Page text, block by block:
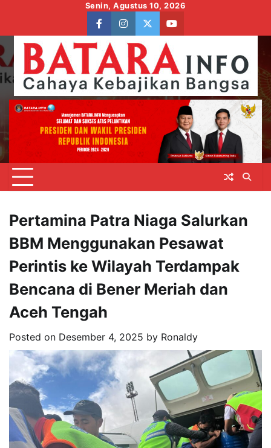
content
Senin, Agustus 10, 2026
facebookinstagram
twitteryoutube
Pertamina Patra Niaga Salurkan
BBM Menggunakan Pesawat
Perintis ke Wilayah Terdampak
Bencana di Bener Meriah dan
Aceh Tengah
Posted on Desember 4, 2025 by Ronaldy